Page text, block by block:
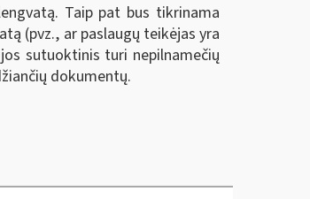
Taip pat bus tikrinama
(pvz., ar paslaugų teikėjas yra
sutuoktinis turi nepilnamečių
dokumentų.